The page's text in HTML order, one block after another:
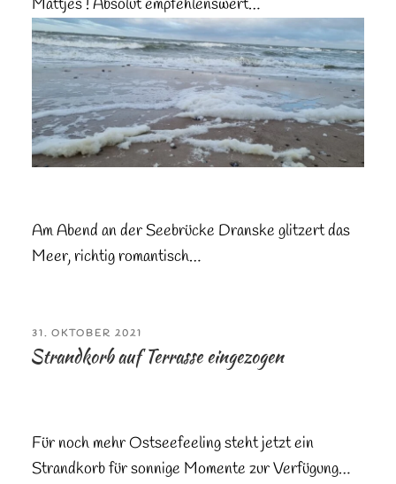
Am Abend an der Seebrücke Dranske glitzert das
Meer, richtig romantisch…
VERÖFFENTLICHT
AM
31. OKTOBER 2021
Strandkorb auf Terrasse eingezogen
Für noch mehr Ostseefeeling steht jetzt ein
Strandkorb für sonnige Momente zur Verfügung…